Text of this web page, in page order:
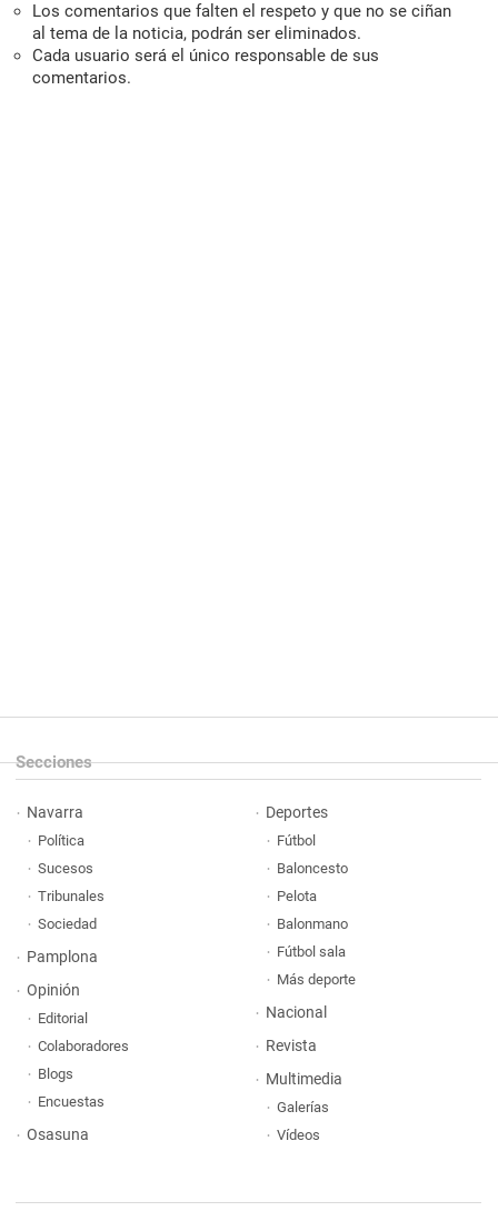
Los comentarios que falten el respeto y que no se ciñan
al tema de la noticia, podrán ser eliminados.
Cada usuario será el único responsable de sus
comentarios.
Secciones
Navarra
Política
Sucesos
Tribunales
Sociedad
Pamplona
Opinión
Editorial
Colaboradores
Blogs
Encuestas
Osasuna
Deportes
Fútbol
Baloncesto
Pelota
Balonmano
Fútbol sala
Más deporte
Nacional
Revista
Multimedia
Galerías
Vídeos